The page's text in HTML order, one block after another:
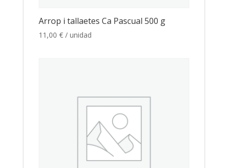
Arrop i tallaetes Ca Pascual 500 g
11,00 € / unidad